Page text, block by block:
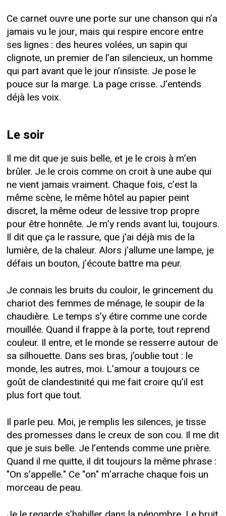
Ce carnet ouvre une porte sur une chanson qui n’a
jamais vu le jour, mais qui respire encore entre
ses lignes : des heures volées, un sapin qui
clignote, un premier de l’an silencieux, un homme
qui part avant que le jour n’insiste. Je pose le
pouce sur la marge. La page crisse. J’entends
déjà les voix.
Le soir
Il me dit que je suis belle, et je le crois à m’en
brûler. Je le crois comme on croit à une aube qui
ne vient jamais vraiment. Chaque fois, c’est la
même scène, le même hôtel au papier peint
discret, la même odeur de lessive trop propre
pour être honnête. Je m’y rends avant lui, toujours.
Il dit que ça le rassure, que j’ai déjà mis de la
lumière, de la chaleur. Alors j’allume une lampe, je
défais un bouton, j’écoute battre ma peur.
Je connais les bruits du couloir, le grincement du
chariot des femmes de ménage, le soupir de la
chaudière. Le temps s’y étire comme une corde
mouillée. Quand il frappe à la porte, tout reprend
couleur. Il entre, et le monde se resserre autour de
sa silhouette. Dans ses bras, j’oublie tout : le
monde, les autres, moi. L’amour a toujours ce
goût de clandestinité qui me fait croire qu’il est
plus fort que tout.
Il parle peu. Moi, je remplis les silences, je tisse
des promesses dans le creux de son cou. Il me dit
que je suis belle. Je l’entends comme une prière.
Quand il me quitte, il dit toujours la même phrase :
"On s’appelle." Ce "on" m’arrache chaque fois un
morceau de peau.